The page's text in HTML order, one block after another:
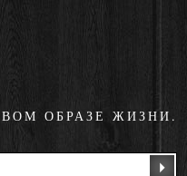
ОБРАЗЕ ЖИЗНИ.